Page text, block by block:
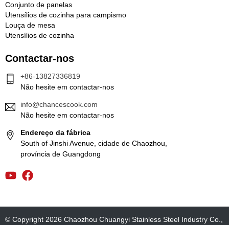
Conjunto de panelas
Utensílios de cozinha para campismo
Louça de mesa
Utensílios de cozinha
Contactar-nos
+86-13827336819
Não hesite em contactar-nos
info@chancescook.com
Não hesite em contactar-nos
Endereço da fábrica
South of Jinshi Avenue, cidade de Chaozhou,
província de Guangdong
© Copyright 2026 Chaozhou Chuangyi Stainless Steel Industry Co.,